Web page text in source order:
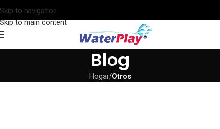
Skip to navigation
Skip to main content
Blog
Hogar/Otros